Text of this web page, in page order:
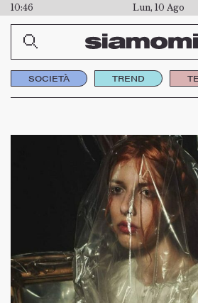
10:46 Lun, 10 Ago
SOCIETÀ TREND